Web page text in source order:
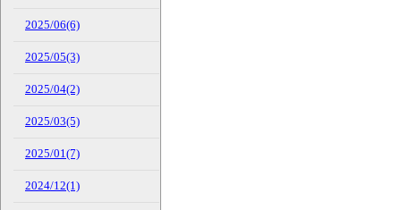
2025/06(6)
2025/05(3)
2025/04(2)
2025/03(5)
2025/01(7)
2024/12(1)